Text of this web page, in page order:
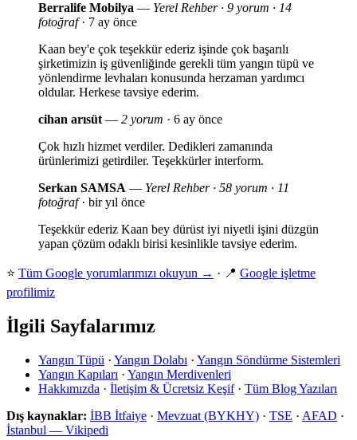
Berralife Mobilya — Yerel Rehber · 9 yorum · 14
fotoğraf· 7 ay önce
Kaan bey'e çok teşekkür ederiz işinde çok başarılı
şirketimizin iş güvenliğinde gerekli tüm yangın tüpü ve
yönlendirme levhaları konusunda herzaman yardımcı
oldular. Herkese tavsiye ederim.
cihan arısüt — 2 yorum · 6 ay önce
Çok hızlı hizmet verdiler. Dedikleri zamanında
ürünlerimizi getirdiler. Teşekkürler interform.
Serkan SAMSA — Yerel Rehber · 58 yorum · 11
fotoğraf· bir yıl önce
Teşekkür ederiz Kaan bey dürüst iyi niyetli işini düzgün
yapan çözüm odaklı birisi kesinlikle tavsiye ederim.
⭐ Tüm Google yorumlarımızı okuyun → · 📍 Google işletme
profilimiz
İlgili Sayfalarımız
Yangın Tüpü · Yangın Dolabı · Yangın Söndürme Sistemleri
Yangın Kapıları · Yangın Merdivenleri
Hakkımızda · İletişim & Ücretsiz Keşif· Tüm Blog Yazıları
Dış kaynaklar: İBB İtfaiye · Mevzuat (BYKHY) · TSE · AFAD ·
İstanbul — Vikipedi